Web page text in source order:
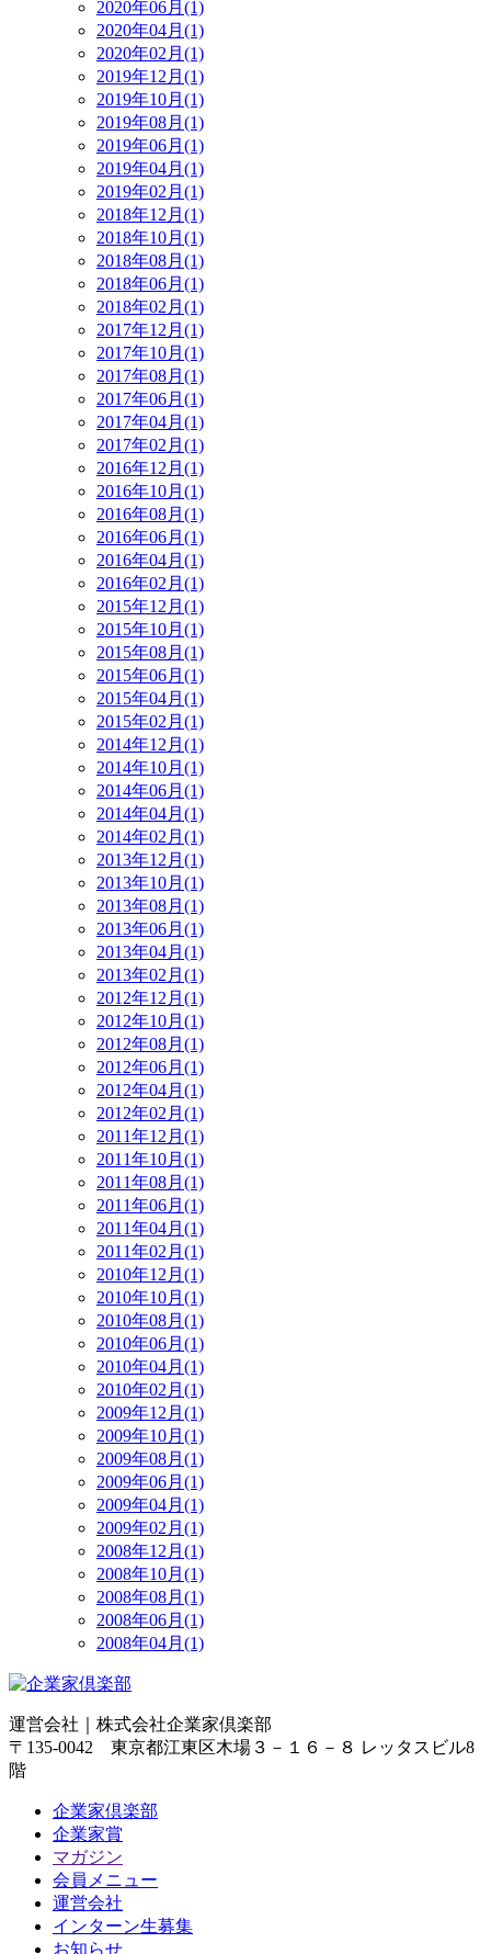
2020年06月(1)
2020年04月(1)
2020年02月(1)
2019年12月(1)
2019年10月(1)
2019年08月(1)
2019年06月(1)
2019年04月(1)
2019年02月(1)
2018年12月(1)
2018年10月(1)
2018年08月(1)
2018年06月(1)
2018年02月(1)
2017年12月(1)
2017年10月(1)
2017年08月(1)
2017年06月(1)
2017年04月(1)
2017年02月(1)
2016年12月(1)
2016年10月(1)
2016年08月(1)
2016年06月(1)
2016年04月(1)
2016年02月(1)
2015年12月(1)
2015年10月(1)
2015年08月(1)
2015年06月(1)
2015年04月(1)
2015年02月(1)
2014年12月(1)
2014年10月(1)
2014年06月(1)
2014年04月(1)
2014年02月(1)
2013年12月(1)
2013年10月(1)
2013年08月(1)
2013年06月(1)
2013年04月(1)
2013年02月(1)
2012年12月(1)
2012年10月(1)
2012年08月(1)
2012年06月(1)
2012年04月(1)
2012年02月(1)
2011年12月(1)
2011年10月(1)
2011年08月(1)
2011年06月(1)
2011年04月(1)
2011年02月(1)
2010年12月(1)
2010年10月(1)
2010年08月(1)
2010年06月(1)
2010年04月(1)
2010年02月(1)
2009年12月(1)
2009年10月(1)
2009年08月(1)
2009年06月(1)
2009年04月(1)
2009年02月(1)
2008年12月(1)
2008年10月(1)
2008年08月(1)
2008年06月(1)
2008年04月(1)
運営会社｜ 株式会社企業家倶楽部
〒135-0042 東京都江東区木場３－１６－８ レッタスビル8
階
企業家倶楽部
企業家賞
マガジン
会員メニュー
運営会社
インターン生募集
お知らせ